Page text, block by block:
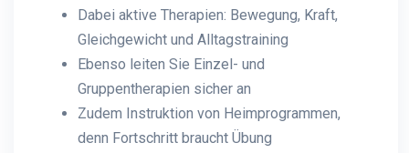
Dabei aktive Therapien: Bewegung, Kraft,
Gleichgewicht und Alltagstraining
Ebenso leiten Sie Einzel- und
Gruppentherapien sicher an
Zudem Instruktion von Heimprogrammen,
denn Fortschritt braucht Übung